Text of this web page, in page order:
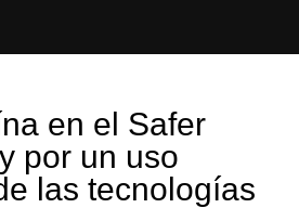
en el Safer
por un uso
las tecnologías